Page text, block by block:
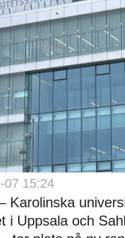
07 15:24
Karolinska
i Uppsala och